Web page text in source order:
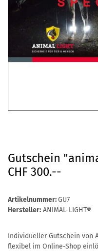
Gutschein
CHF 300.--
Artikelnummer:GU7
Hersteller: ANIMAL-LIGHT®
Individueller Gutschein von
flexibel im Online-Shop